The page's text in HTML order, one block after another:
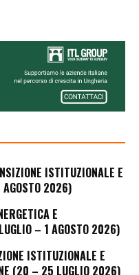
ISTITUZIONALE E
AGOSTO 2026)
E
– 1 AGOSTO 2026)
ISTITUZIONALE E
(20 – 25 LUGLIO 2026)